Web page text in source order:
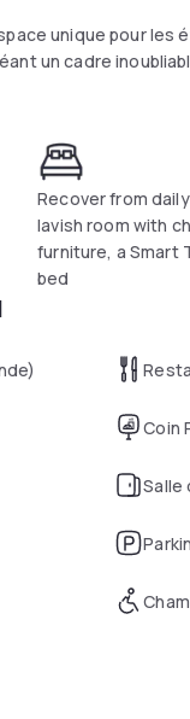
unique pour
un cadre
Recover from
lavish room with
furniture, a Smart
bed
Coin
Salle